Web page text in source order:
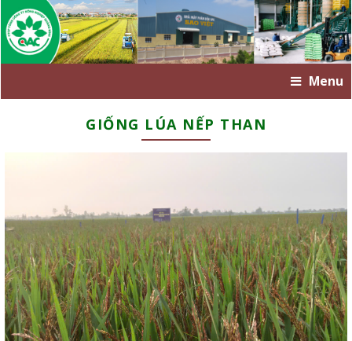
Menu
GIỐNG LÚA NẾP THAN